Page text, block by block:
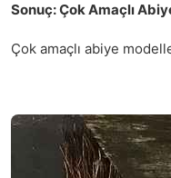
Sonuç: Çok Amaçlı
Çok amaçlı abiye